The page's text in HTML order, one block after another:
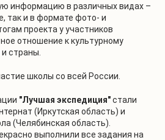
информацию в различных видах –
так и в формате фото- и
проекта у участников
отношение к культурному
страны.
школы со всей России.
"Лучшая экспедиция"стали
(Иркутская область) и
(Челябинская область).
выполнили все задания на